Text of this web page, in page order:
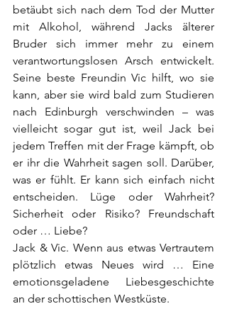
betäubt sich nach dem Tod der Mutter
mit Alkohol, während Jacks älterer
Bruder sich immer mehr zu einem
verantwortungslosen Arsch entwickelt.
Seine beste Freundin Vic hilft, wo sie
kann, aber sie wird bald zum Studieren
nach Edinburgh verschwinden – was
vielleicht sogar gut ist, weil Jack bei
jedem Treffen mit der Frage kämpft, ob
er ihr die Wahrheit sagen soll. Darüber,
was er fühlt. Er kann sich einfach nicht
entscheiden. Lüge oder Wahrheit?
Sicherheit oder Risiko? Freundschaft
oder … Liebe?
Jack & Vic. Wenn aus etwas Vertrautem
plötzlich etwas Neues wird … Eine
emotionsgeladene Liebesgeschichte
an der schottischen Westküste.